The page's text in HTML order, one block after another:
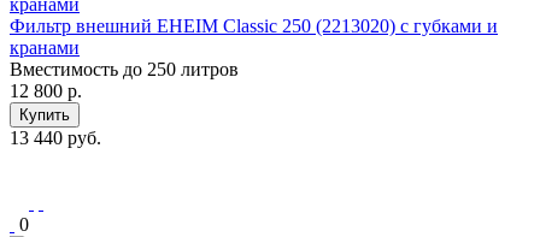
Фильтр внешний EHEIM Classic 250 (2213020) с губками и
кранами
Вместимость до 250 литров
12 800 р.
Купить
13 440 руб.
0